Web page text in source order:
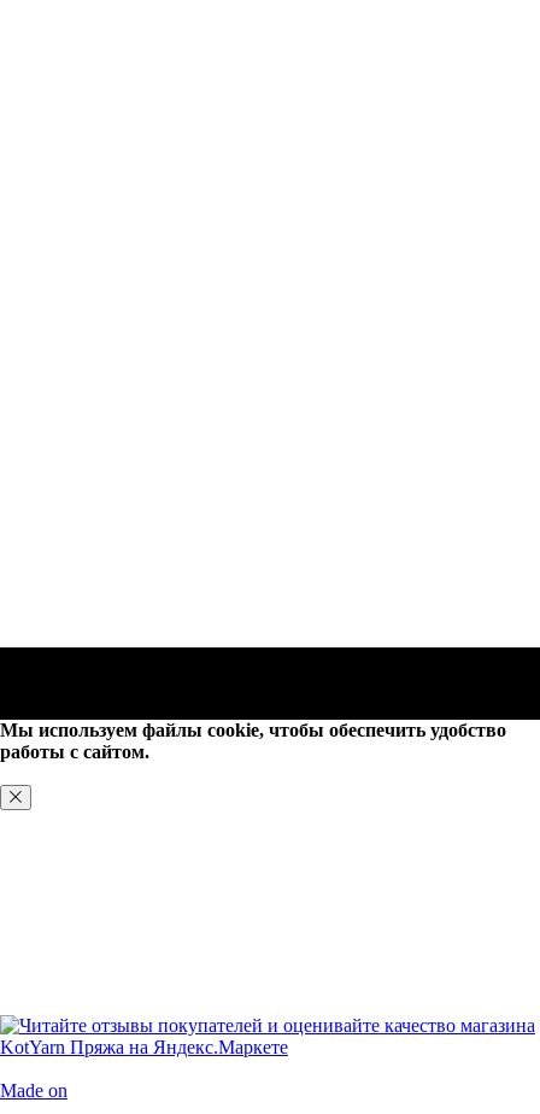
Мы используем файлы cookie, чтобы обеспечить удобство
работы с сайтом.
Made on